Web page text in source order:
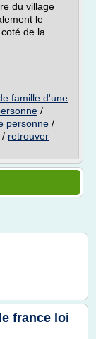
du village
le
de la...
famille d'une
/
personne /
/ retrouver
france loi